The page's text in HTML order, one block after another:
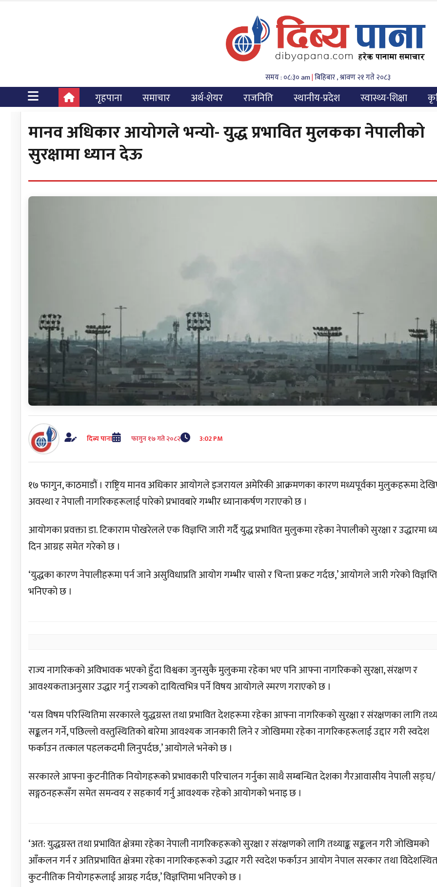
समय : ०८:३० am|बिहिबार , श्रावण २१ गते २०८३
गृहपाना समाचार अर्थ-शेयर राजनिति स्थानीय-प्रदेश स्वास्थ्य-शिक्षा
मानव अधिकार आयोगले भन्यो- युद्ध प्रभावित मुलकका नेपालीको
सुरक्षामा ध्यान देऊ
दिब्य पाना फागुन १७ गते २०८२ 3:02 PM
१७ फागुन, काठमाडौं । राष्ट्रिय मानव अधिकार आयोगले इजरायल अमेरिकी आक्रमणका कारण मध्यपूर्वका मुलुकहरूमा
अवस्था र नेपाली नागरिकहरूलाई पारेको प्रभावबारे गम्भीर ध्यानाकर्षण गराएको छ ।
आयोगका प्रवक्ता डा. टिकाराम पोखरेलले एक विज्ञप्ति जारी गर्दै युद्ध प्रभावित मुलुकमा रहेका नेपालीको सुरक्षा र उद्धारमा
दिन आग्रह समेत गरेको छ ।
‘युद्धका कारण नेपालीहरूमा पर्न जाने असुविधाप्रति आयोग गम्भीर चासो र चिन्ता प्रकट गर्दछ,’ आयोगले जारी गरेको
भनिएको छ ।
राज्य नागरिकको अविभावक भएको हुँदा विश्वका जुनसुकै मुलुकमा रहेका भए पनि आफ्ना नागरिकको सुरक्षा, संरक्षण र
आवश्यकताअनुसार उद्धार गर्नु राज्यको दायित्वभित्र पर्ने विषय आयोगले स्मरण गराएको छ ।
‘यस विषम परिस्थितिमा सरकारले युद्धग्रस्त तथा प्रभावित देशहरूमा रहेका आफ्ना नागरिकको सुरक्षा र संरक्षणका लागि
सङ्कलन गर्ने, पछिल्लो वस्तुस्थितिको बारेमा आवश्यक जानकारी लिने र जोखिममा रहेका नागरिकहरूलाई उद्दार गरी स्वदेश
फर्काउन तत्काल पहलकदमी लिनुपर्दछ,’ आयोगले भनेको छ ।
सरकारले आफ्ना कुटनीतिक नियोगहरूको प्रभावकारी परिचालन गर्नुका साथै सम्बन्धित देशका गैरआवासीय नेपाली सङ्घ/
सङ्गठनहरूसँग समेत समन्वय र सहकार्य गर्नु आवश्यक रहेको आयोगको भनाइ छ ।
‘अत: युद्धग्रस्त तथा प्रभावित क्षेत्रमा रहेका नेपाली नागरिकहरूको सुरक्षा र संरक्षणको लागि तथ्याङ्क सङ्कलन गरी जोखिमको
आँकलन गर्न र अतिप्रभावित क्षेत्रमा रहेका नागरिकहरूको उद्धार गरी स्वदेश फर्काउन आयोग नेपाल सरकार तथा
कुटनीतिक नियोगहरूलाई आग्रह गर्दछ,’ विज्ञप्तिमा भनिएको छ ।